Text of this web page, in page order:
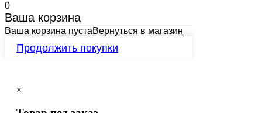
0
Ваша корзина
Ваша корзина пустаВернуться в магазин
Продолжить покупки
×